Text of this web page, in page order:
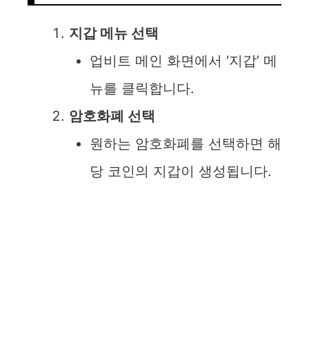
지갑 메뉴 선택
업비트 메인 화면에서 ‘지갑’ 메
뉴를 클릭합니다.
암호화폐 선택
원하는 암호화폐를 선택하면 해
당 코인의 지갑이 생성됩니다.